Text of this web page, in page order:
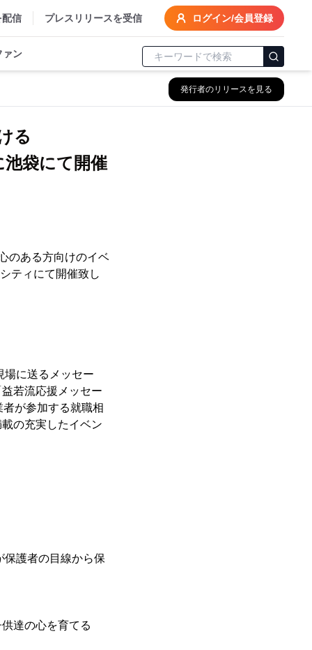
配信 プレスリリースを受信 ログイン/会員登録
ァン
発行者のリリースを見る
る
池袋にて開催
のある方向けのイベ
ティにて開催致し
に送るメッセー
若流応援メッセー
が参加する就職相
の充実したイベン
護者の目線から保
達の心を育てる